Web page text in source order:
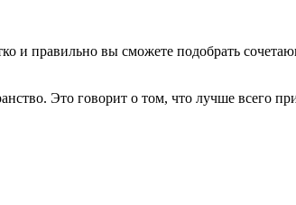
и правильно вы сможете подобрать
Это говорит о том, что лучше всего